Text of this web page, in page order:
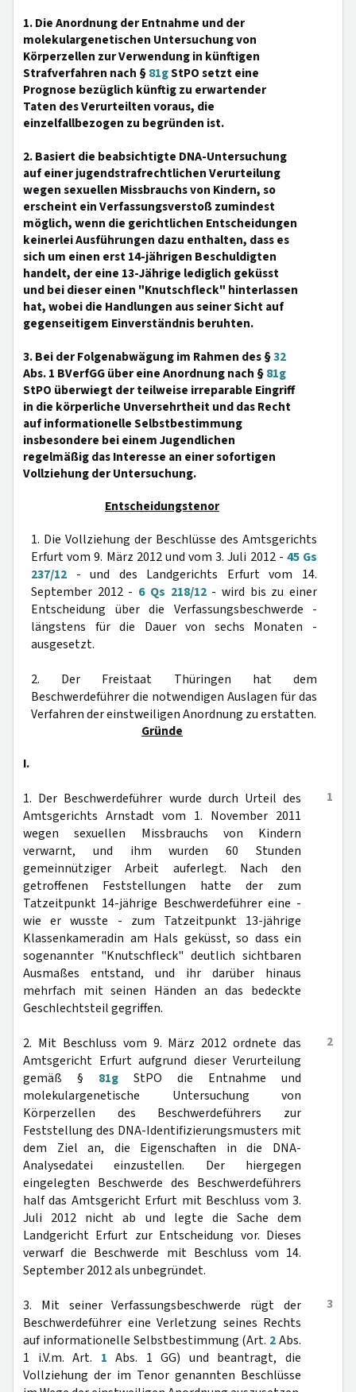
1. Die Anordnung der Entnahme und der
molekulargenetischen Untersuchung von
Körperzellen zur Verwendung in künftigen
Strafverfahren nach §81gStPO setzt eine
Prognose bezüglich künftig zu erwartender
Taten des Verurteilten voraus, die
einzelfallbezogen zu begründen ist.
2. Basiert die beabsichtigte DNA-Untersuchung
auf einer jugendstrafrechtlichen Verurteilung
wegen sexuellen Missbrauchs von Kindern, so
erscheint ein Verfassungsverstoß zumindest
möglich, wenn die gerichtlichen Entscheidungen
keinerlei Ausführungen dazu enthalten, dass es
sich um einen erst 14-jährigen Beschuldigten
handelt, der eine 13-Jährige lediglich geküsst
und bei dieser einen "Knutschfleck" hinterlassen
hat, wobei die Handlungen aus seiner Sicht auf
gegenseitigem Einverständnis beruhten.
3. Bei der Folgenabwägung im Rahmen des §32
Abs. 1 BVerfGG über eine Anordnung nach §81g
StPO überwiegt der teilweise irreparable Eingriff
in die körperliche Unversehrtheit und das Recht
auf informationelle Selbstbestimmung
insbesondere bei einem Jugendlichen
regelmäßig das Interesse an einer sofortigen
Vollziehung der Untersuchung.
Entscheidungstenor
1. Die Vollziehung der Beschlüsse des Amtsgerichts
Erfurt vom 9. März 2012 und vom 3. Juli 2012 - 45 Gs
237/12 - und des Landgerichts Erfurt vom 14.
September 2012 - 6 Qs 218/12- wird bis zu einer
Entscheidung über die Verfassungsbeschwerde -
längstens für die Dauer von sechs Monaten -
ausgesetzt.
2. Der Freistaat Thüringen hat dem
Beschwerdeführer die notwendigen Auslagen für das
Verfahren der einstweiligen Anordnung zu erstatten.
Gründe
I.
1
1. Der Beschwerdeführer wurde durch Urteil des
Amtsgerichts Arnstadt vom 1. November 2011
wegen sexuellen Missbrauchs von Kindern
verwarnt, und ihm wurden 60 Stunden
gemeinnütziger Arbeit auferlegt. Nach den
getroffenen Feststellungen hatte der zum
Tatzeitpunkt 14-jährige Beschwerdeführer eine -
wie er wusste - zum Tatzeitpunkt 13-jährige
Klassenkameradin am Hals geküsst, so dass ein
sogenannter "Knutschfleck" deutlich sichtbaren
Ausmaßes entstand, und ihr darüber hinaus
mehrfach mit seinen Händen an das bedeckte
Geschlechtsteil gegriffen.
2
2. Mit Beschluss vom 9. März 2012 ordnete das
Amtsgericht Erfurt aufgrund dieser Verurteilung
gemäß § 81g StPO die Entnahme und
molekulargenetische Untersuchung von
Körperzellen des Beschwerdeführers zur
Feststellung des DNA-Identifizierungsmusters mit
dem Ziel an, die Eigenschaften in die DNA-
Analysedatei einzustellen. Der hiergegen
eingelegten Beschwerde des Beschwerdeführers
half das Amtsgericht Erfurt mit Beschluss vom 3.
Juli 2012 nicht ab und legte die Sache dem
Landgericht Erfurt zur Entscheidung vor. Dieses
verwarf die Beschwerde mit Beschluss vom 14.
September 2012 als unbegründet.
3
3. Mit seiner Verfassungsbeschwerde rügt der
Beschwerdeführer eine Verletzung seines Rechts
auf informationelle Selbstbestimmung (Art. 2Abs.
1 i.V.m. Art. 1 Abs. 1 GG) und beantragt, die
Vollziehung der im Tenor genannten Beschlüsse